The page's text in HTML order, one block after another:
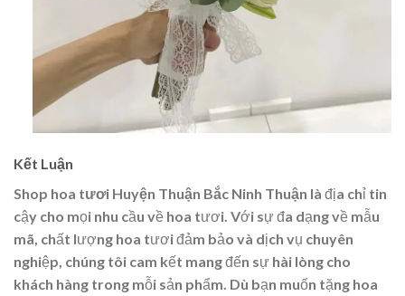
Kết Luận
Shop hoa tươi Huyện Thuận Bắc Ninh Thuận là địa chỉ tin
cậy cho mọi nhu cầu về hoa tươi. Với sự đa dạng về mẫu
mã, chất lượng hoa tươi đảm bảo và dịch vụ chuyên
nghiệp, chúng tôi cam kết mang đến sự hài lòng cho
khách hàng trong mỗi sản phẩm. Dù bạn muốn tặng hoa